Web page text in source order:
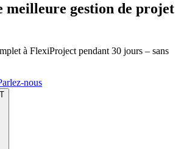
meilleure gestion de projet
à FlexiProject pendant 30 jours – sans
nous